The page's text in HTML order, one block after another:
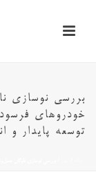
بررسی نوسازی
خودروهای
توسعه پایدار و